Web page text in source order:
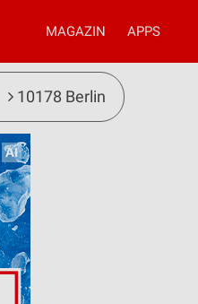
MAGAZIN APPS
10178 Berlin